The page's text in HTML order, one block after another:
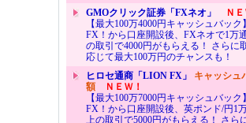
GMOクリック証券「FXネオ」
ＮＥ
【最大100万4000円キャッシュバック
FX！から口座開設後、FXネオで1万
の取引で4000円がもらえる！ さらに
応じて最大100万円のチャンスも！
ヒロセ通商「LION FX」 キャッシュ
額ＮＥＷ！
【最大100万7000円キャッシュバック
FX！から口座開設後、英ポンド/円1
上の取引で5000円がもらえる！ さら